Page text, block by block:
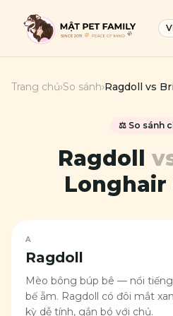
Trang chủ›So sánh›Ragdoll vs
⚖️ So sánh
Ragdoll
Longhair
A
Ragdoll
Mèo bông búp bê — nổi
bế ẵm. Ragdoll có đôi mắt
kỳ dễ tính, gắn bó với chủ.